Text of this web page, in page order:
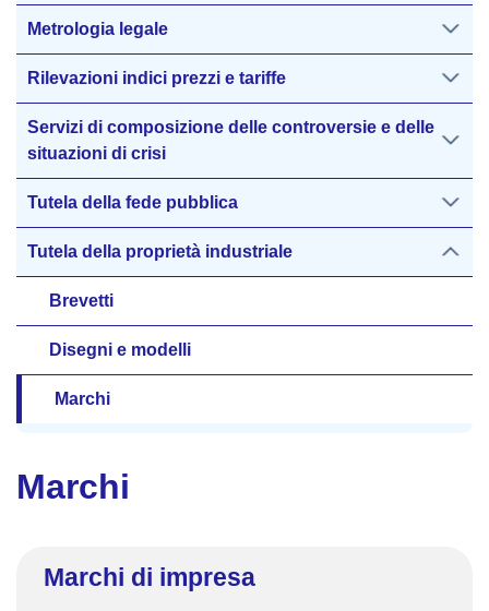
Marchi
Marchi di impresa
Metrologia legale
Rilevazioni indici prezzi e tariffe
Servizi di composizione delle controversie e delle
situazioni di crisi
Tutela della fede pubblica
Tutela della proprietà industriale
Brevetti
Disegni e modelli
Marchi